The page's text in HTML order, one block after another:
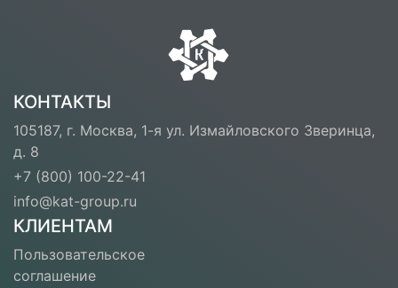
КОНТАКТЫ
105187, г. Москва, 1-я ул. Измайловского Зверинца,
д. 8
+7 (800) 100-22-41
info@kat-group.ru
КЛИЕНТАМ
Пользовательское
соглашение